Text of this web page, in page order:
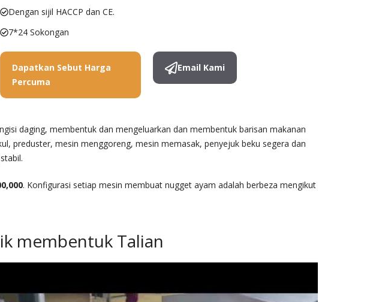
Dengan sijil HACCP dan CE.
7*24 Sokongan
Dapatkan Sebut Harga
Percuma
Email Kami
daging, membentuk dan mengeluarkan dan membentuk barisan makanan
preduster, mesin menggoreng, mesin memasak, penyejuk beku segera dan
. Konfigurasi setiap mesin membuat nugget ayam adalah berbeza mengikut
membentuk Talian